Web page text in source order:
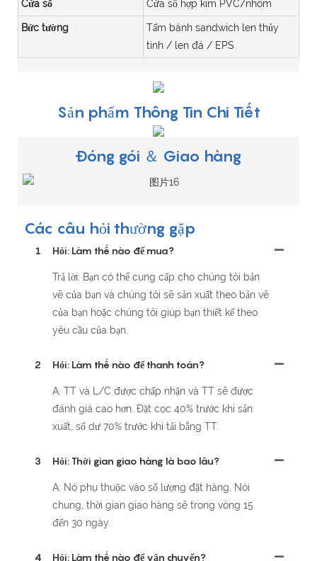
Cửa sổ Cửa sổ hợp kim PVC/nhôm
Bức tường
Tấm bánh sandwich len thủy
tinh / len đá / EPS
Sản phẩm Thông Tin Chi Tiết
Đóng gói ＆ Giao hàng
Các câu hỏi thường gặp
1 Hỏi: Làm thế nào để mua?
Trả lời: Bạn có thể cung cấp cho chúng tôi bản
vẽ của bạn và chúng tôi sẽ sản xuất theo bản vẽ
của bạn hoặc chúng tôi giúp bạn thiết kế theo
yêu cầu của bạn.
2 Hỏi: Làm thế nào để thanh toán?
A: TT và L/C được chấp nhận và TT sẽ được
đánh giá cao hơn. Đặt cọc 40% trước khi sản
xuất, số dư 70% trước khi tải bằng TT.
3 Hỏi: Thời gian giao hàng là bao lâu?
A: Nó phụ thuộc vào số lượng đặt hàng. Nói
chung, thời gian giao hàng sẽ trong vòng 15
đến 30 ngày.
4 Hỏi: Làm thế nào để vận chuyển?